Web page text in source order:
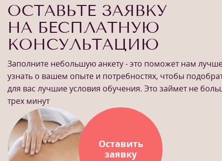
ОСТАВЬТЕ ЗАЯВКУ
НА БЕСПЛАТНУЮ
КОНСУЛЬТАЦИЮ
Заполните небольшую анкету - это поможет нам
узнать о вашем опыте и потребностях, чтобы
для вас лучшие условия обучения. Это займет не
трех минут
Оставить
заявку